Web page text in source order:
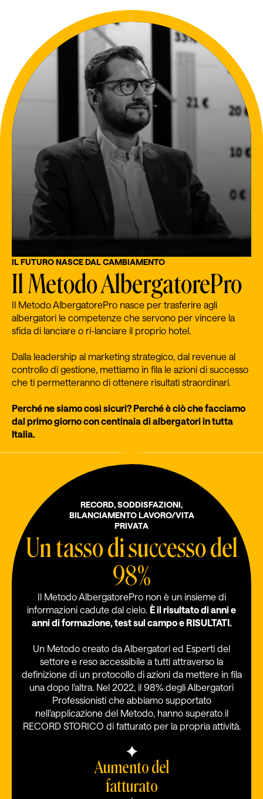
IL FUTURO NASCE DAL CAMBIAMENTO
Il Metodo AlbergatorePro
Il Metodo AlbergatorePro nasce per trasferire agli
albergatori le competenze che servono per vincere la
sfida di lanciare o ri-lanciare il proprio hotel.
Dalla leadership al marketing strategico, dal revenue al
controllo di gestione, mettiamo in fila le azioni di successo
che ti permetteranno di ottenere risultati straordinari.
Perché ne siamo così sicuri? Perché è ciò che facciamo
dal primo giorno con centinaia di albergatori in tutta
Italia.
RECORD, SODDISFAZIONI,
BILANCIAMENTO LAVORO/VITA
PRIVATA
Un tasso di successo del
98%
Il Metodo AlbergatorePro non è un insieme di
informazioni cadute dal cielo. È il risultato di anni e
anni di formazione, test sul campo e RISULTATI.
Un Metodo creato da Albergatori ed Esperti del
settore e reso accessibile a tutti attraverso la
definizione di un protocollo di azioni da mettere in fila
una dopo l’altra. Nel 2022, il 98% degli Albergatori
Professionisti che abbiamo supportato
nell’applicazione del Metodo, hanno superato il
RECORD STORICO di fatturato per la propria attività.
Aumento del
fatturato